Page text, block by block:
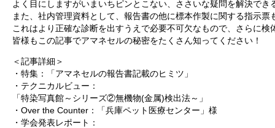
よく目にしますがいまいちピンとこない、ささいな疑問を解決でき
また、社内管理資料として、報告書の他に標本作製に関する指示票
これはより正確な診断を出すうえで必要不可欠なもので、さらに
皆様もこの記事でアマネセルの秘密をたくさん知ってください！
＜記事詳細＞ PDFはこ
・特集：「アマネセルの報告書記載のヒミツ」
・テクニカルビュー：
「特染写真館～シリーズ②無機物(金属)検出法～」
・Over the Counter：「兵庫ペット医療センター」様
・学会発表レポート：